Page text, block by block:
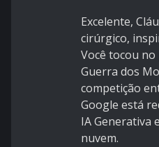
Excelente,
cirúrgico,
Você tocou
Guerra dos
competição
Google está
IA Generativa
nuvem.